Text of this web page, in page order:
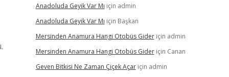
Anadoluda Geyik Var Mı için admin
Anadoluda Geyik Var Mı için Başkan
Mersinden Anamura Hangi Otobüs Gideriçin admin
Mersinden Anamura Hangi Otobüs Gideriçin Canan
Geven Bitkisi Ne Zaman Çiçek Açariçin admin